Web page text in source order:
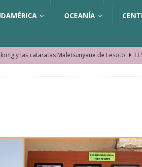
OCEANÍA
y las cataratas Maletsunyane de Lesoto
La historia de la misteriosa avioneta de la playa
moverse en Seychelles de manera sostenible